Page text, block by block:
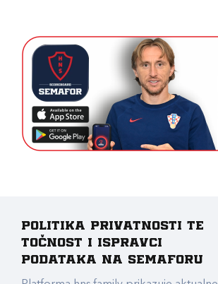
Politika privatnosti te
točnost i ispravci
podataka na Semaforu